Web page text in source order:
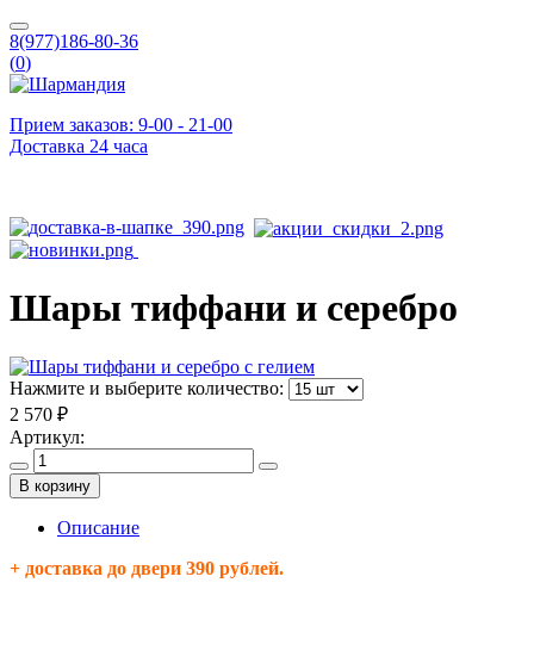
8(977)186-80-36
(0)
Прием заказов: 9-00 - 21-00
Доставка 24 часа
Шары тиффани и серебро
Нажмите и выберите количество:
2 570 ₽
Артикул:
В корзину
Описание
+ доставка до двери 390 рублей.